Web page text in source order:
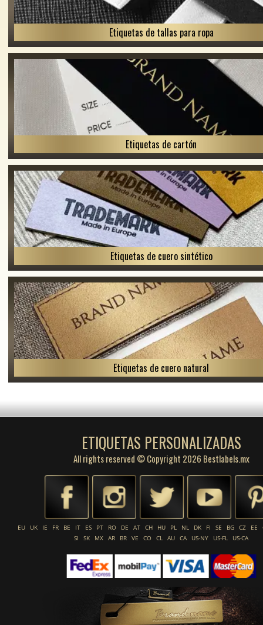
Etiquetas de tallas para ropa
Etiquetas de cartón
Etiquetas de cuero sintético
Etiquetas de cuero natural
ETIQUETAS PERSONALIZADAS
All rights reserved © Copyright 2026 Bestlabels.mx
EU UK IE FR BE IT ES PT RO DE AT CH HU PL NL DK FI SE BG CZ EE
SI
SK MX AR BR VE CO CL AU CA US-NY US-FL US-CA